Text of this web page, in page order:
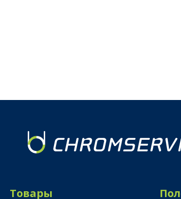
Товары